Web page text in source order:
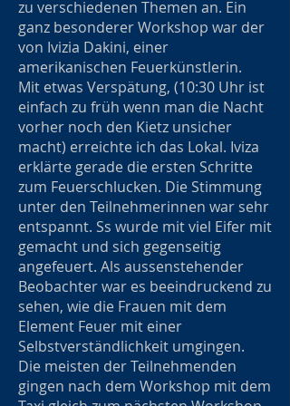
zu verschiedenen Themen an. Ein
ganz besonderer Workshop war der
von Ivizia Dakini, einer
amerikanischen Feuerkünstlerin.
Mit etwas Verspätung, (10:30 Uhr ist
einfach zu früh wenn man die Nacht
vorher noch den Kietz unsicher
macht) erreichte ich das Lokal. Iviza
erklärte gerade die ersten Schritte
zum Feuerschlucken. Die Stimmung
unter den Teilnehmerinnen war sehr
entspannt. Ss wurde mit viel Eifer mit
gemacht und sich gegenseitig
angefeuert. Als aussenstehender
Beobachter war es beeindruckend zu
sehen, wie die Frauen mit dem
Element Feuer mit einer
Selbstverständlichkeit umgingen.
Die meisten der Teilnehmenden
gingen nach dem Workshop mit dem